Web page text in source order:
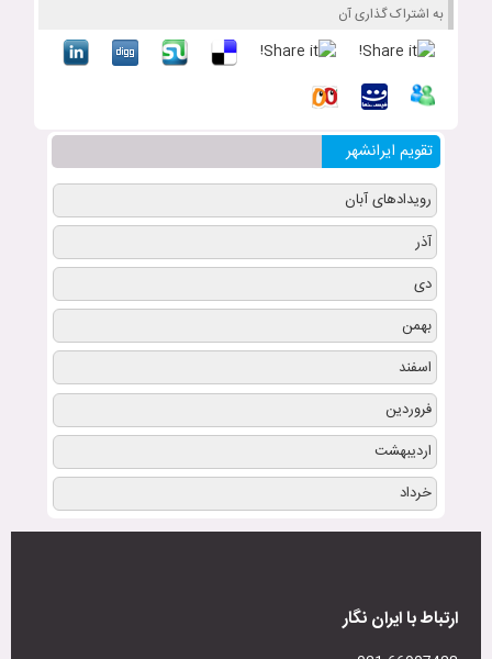
​​به اشتراک گذاری آن
تقویم ایرانشهر
رویدادهای آبان
آذر
دی
بهمن
اسفند
فروردین
اردیبهشت
خرداد
ارتباط با ایران نگار